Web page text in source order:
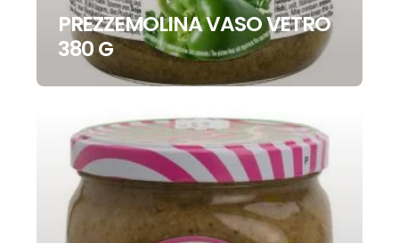
PREZZEMOLINA VASO VETRO
380 G